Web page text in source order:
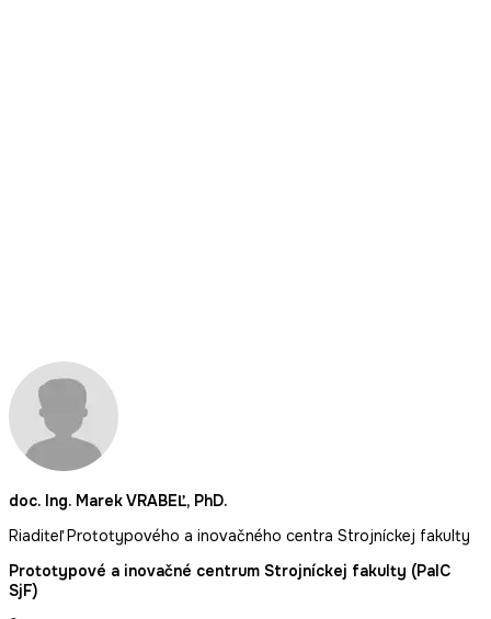
doc. Ing. Marek VRABEĽ, PhD.
Riaditeľ Prototypového a inovačného centra Strojníckej fakulty
Prototypové a inovačné centrum Strojníckej fakulty (PaIC
SjF)